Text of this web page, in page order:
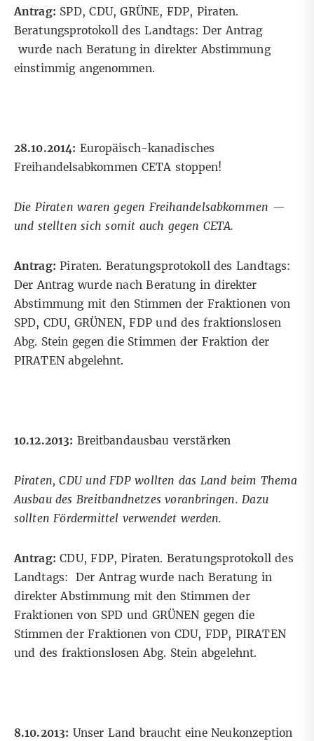
Antrag: SPD, CDU, GRÜNE, FDP, Piraten.
Beratungsprotokoll des Landtags: Der Antrag
wurde nach Beratung in direkter Abstimmung
einstimmig angenommen.
28.10.2014: Europäisch-kanadisches
Freihandelsabkommen CETA stoppen!
Die Piraten waren gegen Freihandelsabkommen —
und stellten sich somit auch gegen CETA.
Antrag:Piraten. Beratungsprotokoll des Landtags:
Der Antrag wurde nach Beratung in direkter
Abstimmung mit den Stimmen der Fraktionen von
SPD, CDU, GRÜNEN, FDP und des fraktionslosen
Abg. Stein gegen die Stimmen der Fraktion der
PIRATEN abgelehnt.
10.12.2013: Breitbandausbau verstärken
Piraten, CDU und FDP wollten das Land beim Thema
Ausbau des Breitbandnetzes voranbringen. Dazu
sollten Fördermittel verwendet werden.
Antrag:CDU, FDP, Piraten. Beratungsprotokoll des
Landtags: Der Antrag wurde nach Beratung in
direkter Abstimmung mit den Stimmen der
Fraktionen von SPD und GRÜNEN gegen die
Stimmen der Fraktionen von CDU, FDP, PIRATEN
und des fraktionslosen Abg. Stein abgelehnt.
8.10.2013: Unser Land braucht eine Neukonzeption